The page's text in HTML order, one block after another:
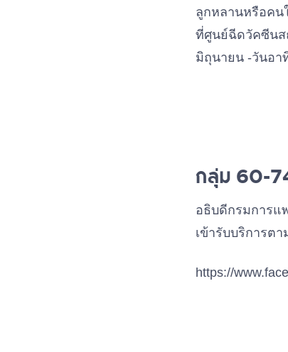
ลูกหลานหรือคน
ที่ศูนย์ฉีดวัคซีนส
มิถุนายน -วันอา
กลุ่ม 60-
อธิบดีกรมการแ
เข้ารับบริการต
https://